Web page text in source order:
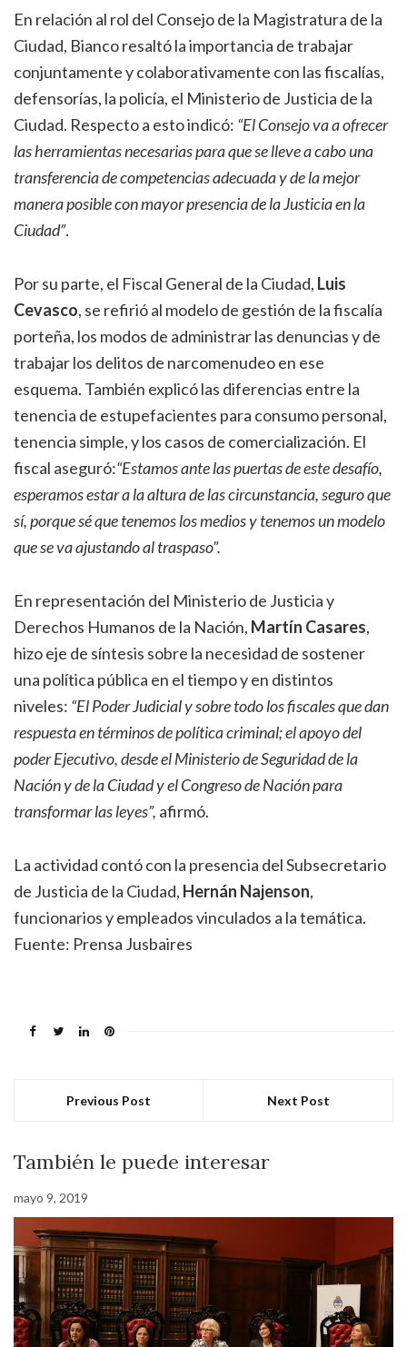
En relación al rol del Consejo de la Magistratura de la
Ciudad, Bianco resaltó la importancia de trabajar
conjuntamente y colaborativamente con las fiscalías,
defensorías, la policía, el Ministerio de Justicia de la
Ciudad. Respecto a esto indicó: “El Consejo va a ofrecer
las herramientas necesarias para que se lleve a cabo una
transferencia de competencias adecuada y de la mejor
manera posible con mayor presencia de la Justicia en la
Ciudad”.
Por su parte, el Fiscal General de la Ciudad, Luis
Cevasco, se refirió al modelo de gestión de la fiscalía
porteña, los modos de administrar las denuncias y de
trabajar los delitos de narcomenudeo en ese
esquema. También explicó las diferencias entre la
tenencia de estupefacientes para consumo personal,
tenencia simple, y los casos de comercialización. El
fiscal aseguró:“Estamos ante las puertas de este desafío,
esperamos estar a la altura de las circunstancia, seguro que
sí, porque sé que tenemos los medios y tenemos un modelo
que se va ajustando al traspaso”.
En representación del Ministerio de Justicia y
Derechos Humanos de la Nación, Martín Casares,
hizo eje de síntesis sobre la necesidad de sostener
una política pública en el tiempo y en distintos
niveles: “El Poder Judicial y sobre todo los fiscales que dan
respuesta en términos de política criminal; el apoyo del
poder Ejecutivo, desde el Ministerio de Seguridad de la
Nación y de la Ciudad y el Congreso de Nación para
transformar las leyes”, afirmó.
La actividad contó con la presencia del Subsecretario
de Justicia de la Ciudad, Hernán Najenson,
funcionarios y empleados vinculados a la temática.
Fuente: Prensa Jusbaires
Previous Post Next Post
También le puede interesar
mayo 9, 2019